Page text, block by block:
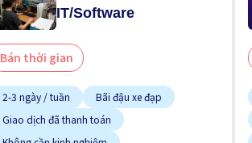
IT/Software
Bán thời gian
2-3 ngày / tuần
Bãi đậu xe đạp
Giao dịch đã thanh toán